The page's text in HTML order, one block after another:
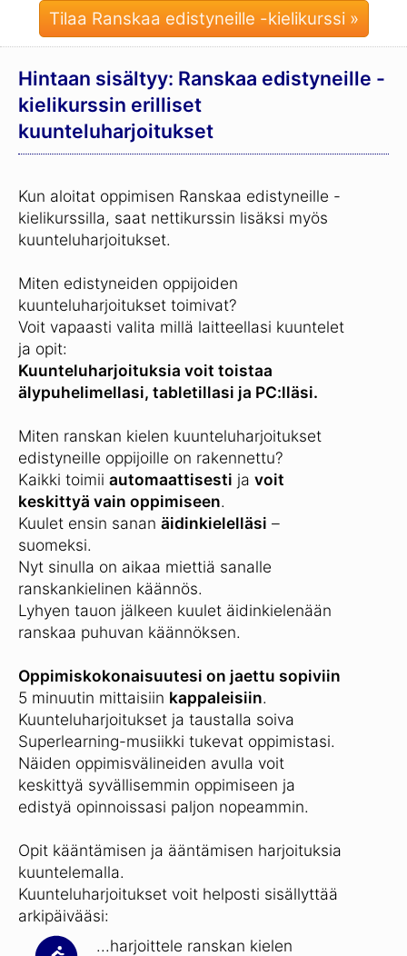
Tilaa Ranskaa edistyneille -kielikurssi »
Hintaan sisältyy: Ranskaa edistyneille -
kielikurssin erilliset
kuunteluharjoitukset
Kun aloitat oppimisen Ranskaa edistyneille -
kielikurssilla, saat nettikurssin lisäksi myös
kuunteluharjoitukset.
Miten edistyneiden oppijoiden
kuunteluharjoitukset toimivat?
Voit vapaasti valita millä laitteellasi kuuntelet
ja opit:
Kuunteluharjoituksia voit toistaa
älypuhelimellasi, tabletillasi ja PC:lläsi.
Miten ranskan kielen kuunteluharjoitukset
edistyneille oppijoille on rakennettu?
Kaikki toimii automaattisesti ja voit
keskittyä vain oppimiseen.
Kuulet ensin sanan äidinkielelläsi –
suomeksi.
Nyt sinulla on aikaa miettiä sanalle
ranskankielinen käännös.
Lyhyen tauon jälkeen kuulet äidinkielenään
ranskaa puhuvan käännöksen.
Oppimiskokonaisuutesi on jaettu sopiviin
5 minuutin mittaisiin kappaleisiin.
Kuunteluharjoitukset ja taustalla soiva
Superlearning-musiikki tukevat oppimistasi.
Näiden oppimisvälineiden avulla voit
keskittyä syvällisemmin oppimiseen ja
edistyä opinnoissasi paljon nopeammin.
Opit kääntämisen ja ääntämisen harjoituksia
kuuntelemalla.
Kuunteluharjoitukset voit helposti sisällyttää
arkipäivääsi:
...harjoittele ranskan kielen